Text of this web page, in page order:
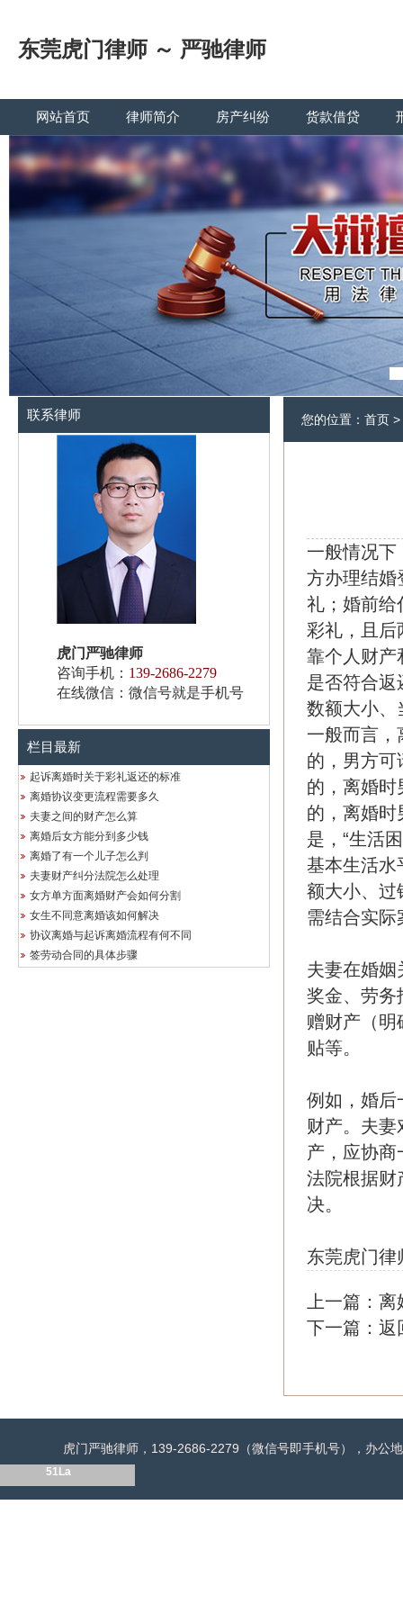
东莞虎门律师 ～ 严驰律师
网站首页 律师简介 房产纠纷 货款借贷
联系律师
虎门严驰律师
咨询手机： 139-2686-2279
在线微信：微信号就是手机号
栏目最新
起诉离婚时关于彩礼返还的标准
离婚协议变更流程需要多久
夫妻之间的财产怎么算
离婚后女方能分到多少钱
离婚了有一个儿子怎么判
夫妻财产纠分法院怎么处理
女方单方面离婚财产会如何分割
女生不同意离婚该如何解决
协议离婚与起诉离婚流程有何不同
签劳动合同的具体步骤
您的位置： 首页 >
一般情况下
方办理结婚
礼；婚前给
彩礼，且后
靠个人财产
是否符合返
数额大小、
一般而言，
的，男方可
的，离婚时
的，离婚时
是，“生活
基本生活水
额大小、过
需结合实际
夫妻在婚姻
奖金、劳务
赠财产（明
贴等。
例如，婚后
财产。夫妻
产，应协商
法院根据财
决。
东莞虎门律
上一篇： 离
下一篇： 返
虎门严驰律师，139-2686-2279（微信号即手机号），办公
51La